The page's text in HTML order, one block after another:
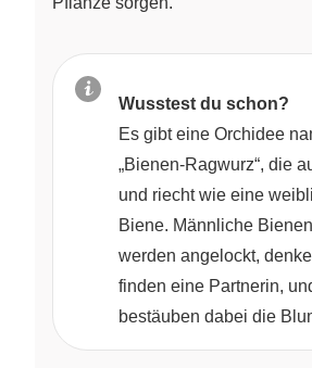
Wusstest du schon?
Es gibt eine Orchidee
„Bienen-Ragwurz“, die
und riecht wie eine
Biene. Männliche Bienen
werden angelockt,
finden eine Partnerin,
bestäuben dabei die